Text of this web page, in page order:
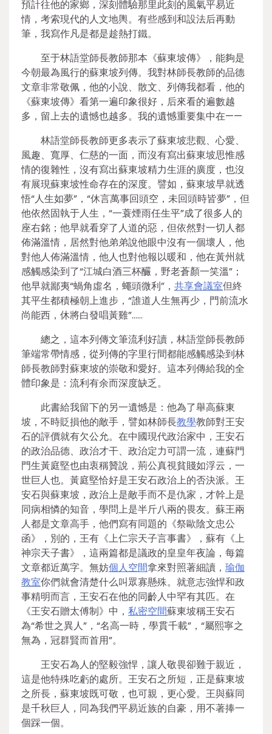
預計往他的家鄉，深刻體驗那里此刻的風氣平易近
情，考索現代的人文地輿。有些感到和設法后再動
筆，我寫作凡是都是趁熱打鐵。
至于林語堂師長教師那本《蘇東坡傳》，能夠是
今朝最為風行的蘇東坡列傳。我對林師長教師的品德
文章非常敬佩，他的小說、散文、列傳我都看，他的
《蘇東坡傳》看第一遍印象很好，后來看的遍數越
多，留上去的遺憾也越多。我的遺憾重要集中在——
林語堂師長教師更多表示了蘇東坡悲觀、心愛、
風趣、寬厚、仁慈的一面，而沒有寫出蘇東坡思惟感
情的復雜性，沒有寫出蘇東坡精力生涯的廣度，也沒
有展現蘇東坡性命存在的深度。譬如，蘇東坡早就透
悟“人生如夢”，“休言萬事回頭空，未回頭時皆夢”，但
他依然固執于人生，“一蓑煙雨任生平”成了很多人的
座右銘；他早就看穿了人道的惡，但依然對一切人都
佈滿溫情，居然對他弟弟說他眼中沒有一個壞人，他
對他人佈滿溫情，他人也對他報以暖和，他在黃州就
感觸感染到了“江城白酒三杯釅，野老蒼顏一笑溫”；
他早就鄙夷“蝸角虛名，蠅頭微利”， 共享會議室但終
其平生都積極朝上進步，“誰道人生無再少，門前流水
尚能西，休將白發唱黃雞”……
總之，這本列傳文筆流利好讀，林語堂師長教師
筆端常帶情感，從列傳的字里行間都能感觸感染到林
師長教師對蘇東坡的崇敬和愛好。這本列傳給我的全
體印象是：流利有余而深度缺乏。
此書給我留下的另一遺憾是：他為了舉高蘇東
坡，不時貶損他的敵手，譬如林師長教學教師對王安
石的評價就有欠公允。在中國現代政治家中，王安石
的政治品德、政治才干、政治定力可謂一流，連蘇門
門生黃庭堅也由衷稱贊說，荊公真視貧賤如浮云，一
世巨人也。黃庭堅恰好是王安石政治上的否決派。王
安石與蘇東坡，政治上是敵手而不是仇家，才幹上是
同病相憐的知音，學問上是半斤八兩的畏友。蘇王兩
人都是文章高手，他們寫有同題的《祭歐陰文忠公
函》，別的，王有《上仁宗天子言事書》，蘇有《上
神宗天子書》，這兩篇都是議政的皇皇年夜論，每篇
文章都近萬字。無妨個人空間拿來對照著細讀， 瑜伽
教室你們就會清楚什么叫眾寡懸殊。就意志強悍和政
事精明而言，王安石在他的同齡人中罕有其匹。在
《王安石贈太傅制》中， 私密空間蘇東坡稱王安石
為“希世之異人”，“名高一時，學貫千載”，“屬熙寧之
無為，冠群賢而首用”。
王安石為人的堅毅強悍，讓人敬畏卻難于親近，
這是他特殊吃虧的處所。王安石之所短，正是蘇東坡
之所長，蘇東坡既可敬，也可親，更心愛。王與蘇同
是千秋巨人，同為我們平易近族的自豪，用不著捧一
個踩一個。